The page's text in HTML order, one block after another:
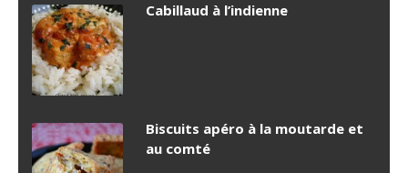
Cabillaud à l’indienne
Biscuits apéro à la moutarde et
au comté